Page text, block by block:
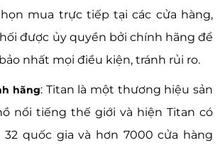
mua trực tiếp tại các cửa hàng,
được ủy quyền bởi chính hãng để
nhất mọi điều kiện, tránh rủi ro.
hãng: Titan là một thương hiệu sản
nổi tiếng thế giới và hiện Titan có
quốc gia và hơn 7000 cửa hàng